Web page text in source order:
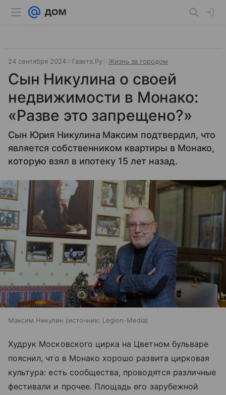
24 сентября 2024 Газета.Ру Жизнь за городом
Сын Никулина о своей
недвижимости в Монако:
«Разве это запрещено?»
Сын Юрия Никулина Максим подтвердил, что
является собственником квартиры в Монако,
которую взял в ипотеку 15 лет назад.
Максим Никулин источник: Legion-Media
Худрук Московского цирка на Цветном бульваре
пояснил, что в Монако хорошо развита цирковая
культура: есть сообщества, проводятся различные
фестивали и прочее. Площадь его зарубежной